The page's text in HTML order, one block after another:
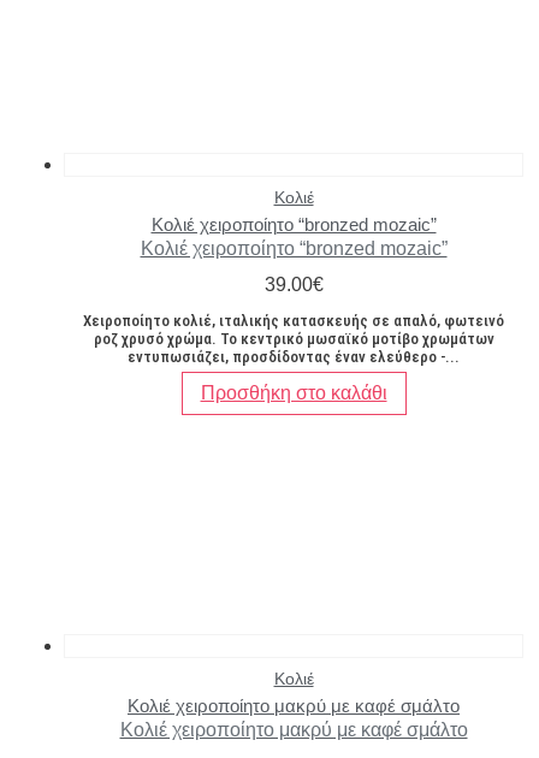
Κολιέ
Κολιέ χειροποίητο “bronzed mozaic”
Κολιέ χειροποίητο “bronzed mozaic”
39.00€
Χειροποίητο κολιέ, ιταλικής κατασκευής σε απαλό, φωτεινό
ροζ χρυσό χρώμα. Το κεντρικό μωσαϊκό μοτίβο χρωμάτων
εντυπωσιάζει, προσδίδοντας έναν ελεύθερο -...
Προσθήκη στο καλάθι
Κολιέ
Κολιέ χειροποίητο μακρύ με καφέ σμάλτο
Κολιέ χειροποίητο μακρύ με καφέ σμάλτο